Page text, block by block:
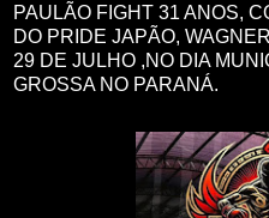
PAULÃO FIGHT 31 ANOS,
DO PRIDE JAPÃO,
29 DE JULHO ,NO DIA
GROSSA NO PARANÁ.